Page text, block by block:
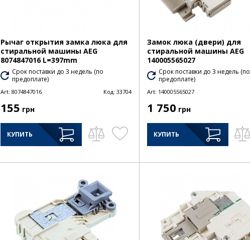
Рычаг открытия замка люка для
стиральной машины AEG
8074847016 L=397mm
Срок поставки до 3 недель (по
предоплате)
Art: 8074847016 Код: 33704
155 грн
КУПИТЬ
Замок люка (двери) для
стиральной машины AEG
140005565027
Срок поставки до 3 недель (по
предоплате)
Art: 140005565027
1 750 грн
КУПИТЬ